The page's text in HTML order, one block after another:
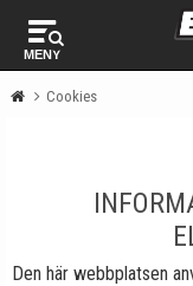
MENY
Cookies
Den här webbplatsen